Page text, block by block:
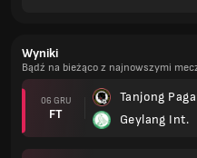
Wyniki
Bądź na bieżąco z najnowszymi
06 GRU
FT
Tanjong
Geylang Int.